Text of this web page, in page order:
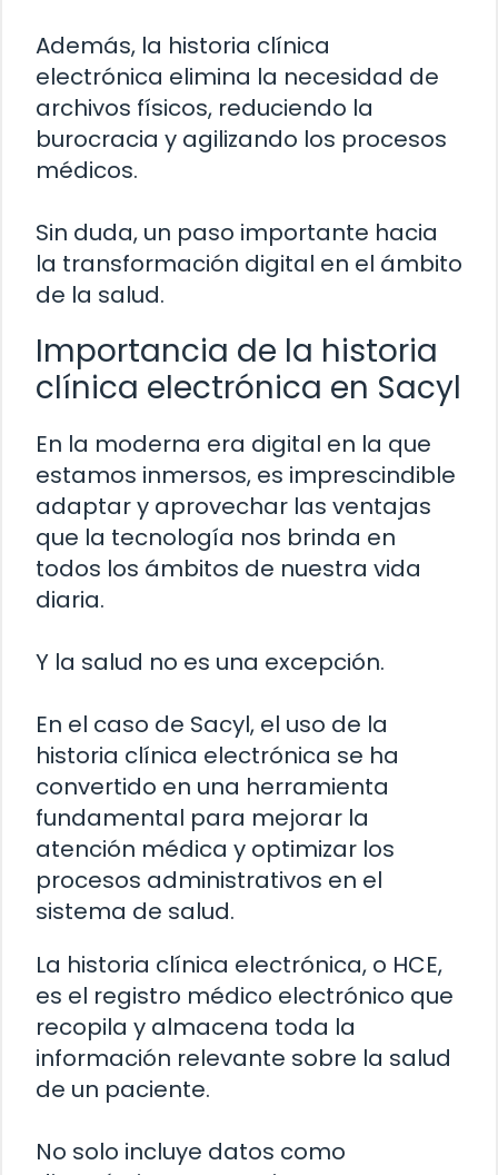
Además, la historia clínica
electrónica elimina la necesidad de
archivos físicos, reduciendo la
burocracia y agilizando los procesos
médicos.
Sin duda, un paso importante hacia
la transformación digital en el ámbito
de la salud.
Importancia de la historia
clínica electrónica en Sacyl
En la moderna era digital en la que
estamos inmersos, es imprescindible
adaptar y aprovechar las ventajas
que la tecnología nos brinda en
todos los ámbitos de nuestra vida
diaria.
Y la salud no es una excepción.
En el caso de Sacyl, el uso de la
historia clínica electrónica se ha
convertido en una herramienta
fundamental para mejorar la
atención médica y optimizar los
procesos administrativos en el
sistema de salud.
La historia clínica electrónica, o HCE,
es el registro médico electrónico que
recopila y almacena toda la
información relevante sobre la salud
de un paciente.
No solo incluye datos como